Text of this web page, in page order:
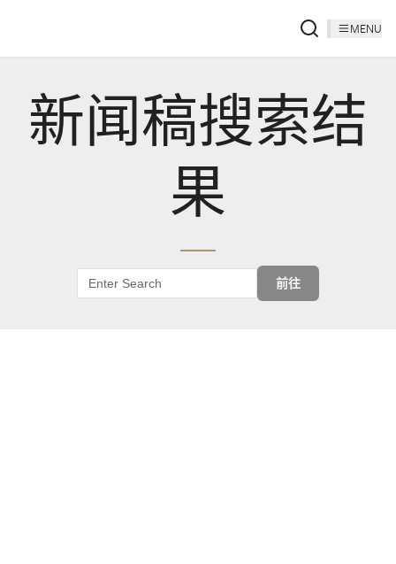
MENU
新闻稿搜索结
果
前往